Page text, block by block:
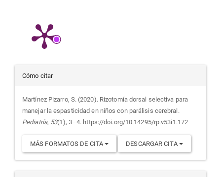
Detalles
del
artículo
Cómo citar
Martínez Pizarro, S. (2020). Rizotomía dorsal selectiva para
manejar la espasticidad en niños con parálisis cerebral.
Pediatría, 53(1), 3–4. https://doi.org/10.14295/rp.v53i1.172
MÁS FORMATOS DE CITA DESCARGAR CITA